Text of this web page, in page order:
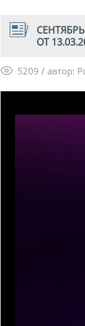
ОТ
5209 / автор: